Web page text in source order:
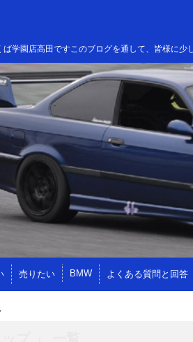
学園店高田ですこのブログを通して、皆様に
売りたい BMW よくある質問と回答